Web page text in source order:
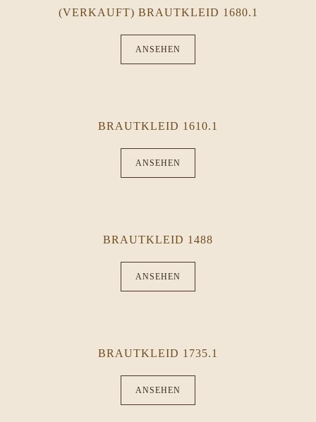
(VERKAUFT) BRAUTKLEID 1680.1
ANSEHEN
BRAUTKLEID 1610.1
ANSEHEN
BRAUTKLEID 1488
ANSEHEN
BRAUTKLEID 1735.1
ANSEHEN